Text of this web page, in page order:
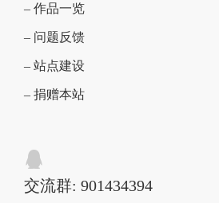
– 作品一览
– 问题反馈
– 站点建设
– 捐赠本站
交流群: 901434394